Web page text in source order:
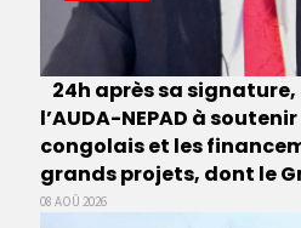
24h après sa
l’AUDA-NEPAD à
congolais et les
grands projets, dont le
08 AOÛ 2026